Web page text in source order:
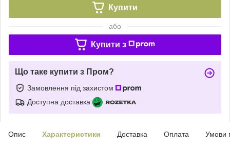
Купити
або
Купити з
Що таке купити з Пром?
Замовлення під захистом
Доступна доставка
Опис Характеристики Доставка Оплата Умови